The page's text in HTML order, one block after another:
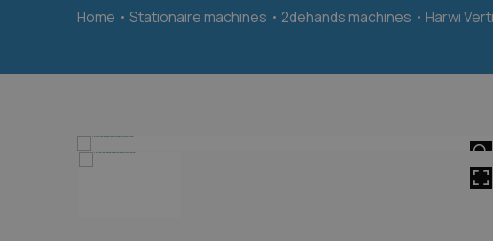
Home Stationaire machines 2dehands machines Harwi